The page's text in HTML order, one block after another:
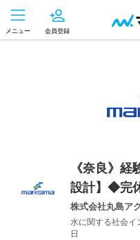
メニュー 会員登録
《奈良》
設計】◆完
株式会社丸島ア
水に関する社会イ
日